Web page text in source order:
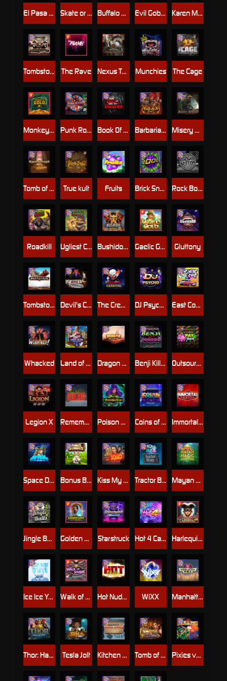
Munchies
Skate or Die
Nexus Tombstone RIP
Outsourced: Payday
Tombstone No Mercy
Manhattan Goes Wild
Roadkill
Kiss My Chainsaw
Book Of Shadows
Rock Bottom
Tractor Beam
The Cage
Hot Nudge
Space Donkey
El Pasa Gunfight xNudge
Land of the Free
Brick Snake 2000
Starstruck
Monkey's Gold xPays
Benji Killed in Vegas
Barbarian Fury
Poison Eve
Devil's Crossroad
Tomb of Nefertiti
Tomb of Akhenaten
Golden Genie And The Walking Wilds
Dragon Tribe
Immortal Fruits
Tesla Jolt
Evil Goblins xBomb
Coins of Fortune
Gluttony
Mayan Magic Wildfire
WiXX
Legion X
Fruits
Bonus Bunnies
DJ Psycho
Hot 4 Cash
Buffalo Hunter
Tombstone
Punk Rocker
Gaelic Gold
East Coast Vs West Coast
The Creepy Carnival
Whacked
Jingle Balls Harlequin Carnival
Walk of Shame
Misery Mining
Kitchen Drama: Sushi Mania Pixies vs Pirates
Thor: Hammer Time
Ice Ice Yeti
Remember Gulag
Karen Maneater
True kult
Bushido Way xNudge
Ugliest Catch
The Rave